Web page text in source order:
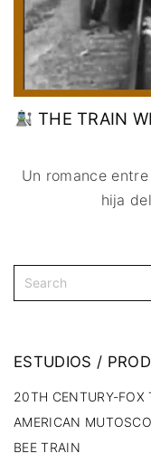
THE TRAIN
Un romance
hija
ESTUDIOS /
20TH CENTURY-FOX
AMERICAN
BEE TRAIN